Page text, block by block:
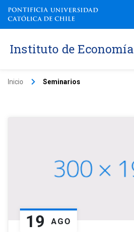
Instituto de Economía
Inicio keyboard_arrow_right Seminarios
19 AGO